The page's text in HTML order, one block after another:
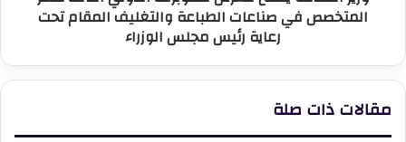
صناعات
رعاية
المتخصص في صناعات الطباعة والتغليف المقام تحت
رعاية رئيس مجلس الوزراء
مقالات ذات صلة